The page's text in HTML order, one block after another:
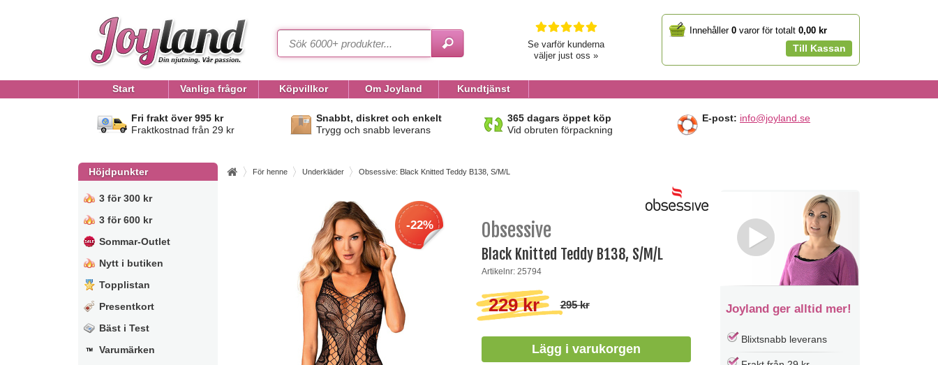
Se varför kunderna
väljer just oss »
YourInnehåller 0 varor för totalt 0,00 kr
Till Kassan
Start Vanliga frågor Köpvillkor Om Joyland Kundtjänst
Fri frakt över 995 kr
Fraktkostnad från 29 kr
Snabbt, diskret och enkelt
Trygg och snabb leverans
365 dagars öppet köp
Vid obruten förpackning
E-post: info@joyland.se
Höjdpunkter
3 för 300 kr
3 för 600 kr
Sommar-Outlet
Nytt i butiken
Topplistan
Presentkort
Bäst i Test
Varumärken
För henne Underkläder Obsessive: Black Knitted Teddy B138, S/M/L
-22% Obsessive
Black Knitted Teddy B138, S/M/L
Artikelnr: 25794
229 kr 295 kr Joyland ger alltid mer!
Blixtsnabb leverans